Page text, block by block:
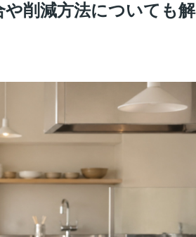
削減方法についても解